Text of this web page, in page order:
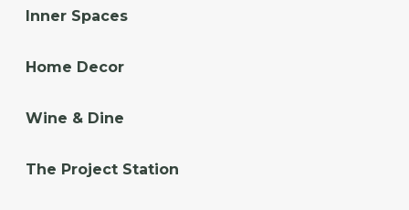
Inner Spaces
Home Decor
Wine & Dine
The Project Station